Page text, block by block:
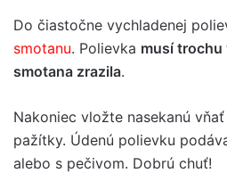
Do čiastočne vychladenej
smotanu. Polievka musí
smotana zrazila.
Nakoniec vložte nasekanú
pažítky. Údenú polievku
alebo s pečivom. Dobrú chuť!